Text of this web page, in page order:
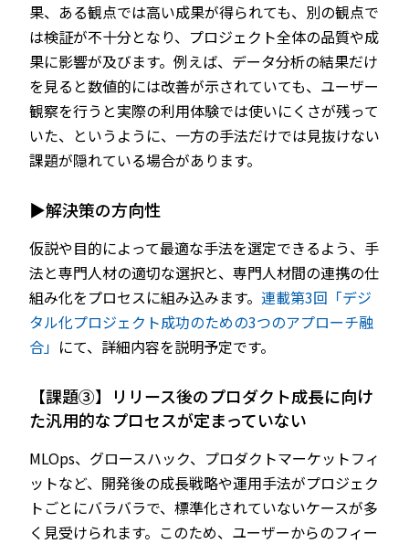
果、ある観点では高い成果が得られても、別の観点で
は検証が不十分となり、プロジェクト全体の品質や成
果に影響が及びます。例えば、データ分析の結果だけ
を見ると数値的には改善が示されていても、ユーザー
観察を行うと実際の利用体験では使いにくさが残って
いた、というように、一方の手法だけでは見抜けない
課題が隠れている場合があります。
▶解決策の方向性
仮説や目的によって最適な手法を選定できるよう、手
法と専門人材の適切な選択と、専門人材間の連携の仕
組み化をプロセスに組み込みます。 連載第3回「デジ
タル化プロジェクト成功のための3つのアプローチ融
合」 にて、詳細内容を説明予定です。
【課題③】リリース後のプロダクト成長に向け
た汎用的なプロセスが定まっていない
MLOps、グロースハック、プロダクトマーケットフィ
ットなど、開発後の成長戦略や運用手法がプロジェク
トごとにバラバラで、標準化されていないケースが多
く見受けられます。このため、ユーザーからのフィー